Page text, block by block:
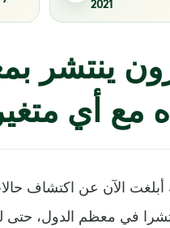
2021
ينتشر
مع أي
الصحة العالمية بأن 77 دولة أبلغت الآن عن
في معظم الدول، حتى